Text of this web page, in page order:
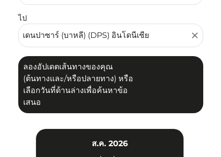
ไป
close
ลองอัปเดตเส้นทางของคุณ
(ต้นทางและ/หรือปลายทาง) หรือ
เลือกวันที่ด้านล่างเพื่อค้นหาข้อ
เสนอ
ส.ค. 2026